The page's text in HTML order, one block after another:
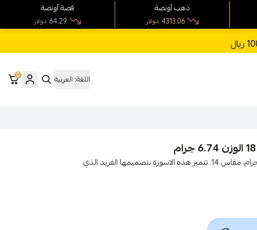
اللغة: العربية 0
اكتشفوا الأناقة مع اسورة ذهب عيار 18 وزنها 6.74 جرام، مقاس 14. تتميز هذه الاسورة بتصميمها الفريد الذي
فضة أونصة
دولار 64.29
ذهب أونصة
دولار 4313.06